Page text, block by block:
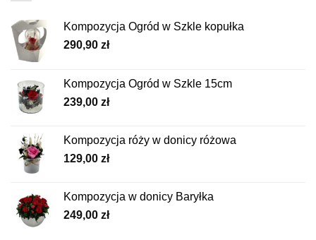
Kompozycja Ogród w Szkle kopułka
290,90 zł
Kompozycja Ogród w Szkle 15cm
239,00 zł
Kompozycja róży w donicy różowa
129,00 zł
Kompozycja w donicy Baryłka
249,00 zł